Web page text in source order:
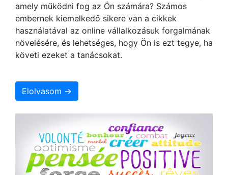
amely működni fog az Ön számára? Számos
embernek kiemelkedő sikere van a cikkek
használatával az online vállalkozásuk forgalmának
növelésére, és lehetséges, hogy Ön is ezt tegye, ha
követi ezeket a tanácsokat.
Elolvasom →